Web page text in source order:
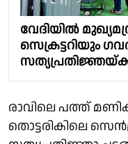
വേദിയില്‍
സെക്രട്ടറിയും
രാവിലെ പത്ത്
തൊട്ടരികിലെ